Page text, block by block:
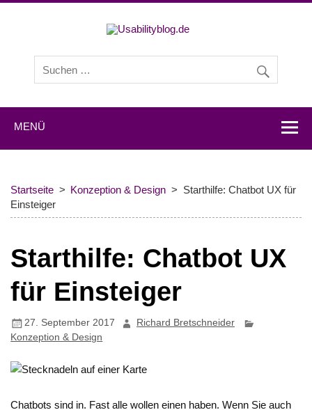
Experten zu den Themen Usability und User Experience.
MENÜ
Startseite Konzeption & Design
Starthilfe: Chatbot UX für
Einsteiger
Starthilfe: Chatbot UX
für Einsteiger
27. September 2017
Richard Bretschneider
Konzeption & Design
Chatbots sind in. Fast alle wollen einen haben. Wenn Sie auch